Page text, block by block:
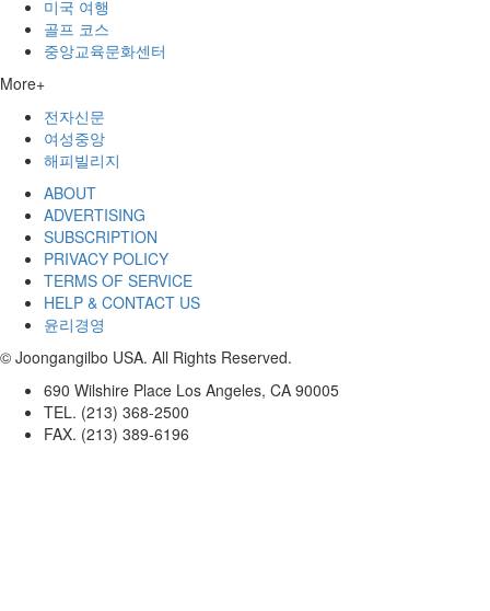
미국 여행
골프 코스
중앙교육문화센터
More+
전자신문
여성중앙
해피빌리지
ABOUT
ADVERTISING
SUBSCRIPTION
PRIVACY POLICY
TERMS OF SERVICE
HELP & CONTACT US
윤리경영
© Joongangilbo USA. All Rights Reserved.
690 Wilshire Place Los Angeles, CA 90005
TEL. (213) 368-2500
FAX. (213) 389-6196